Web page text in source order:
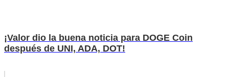
¡Valor dio la buena noticia para DOGE Coin
después de UNI, ADA, DOT!